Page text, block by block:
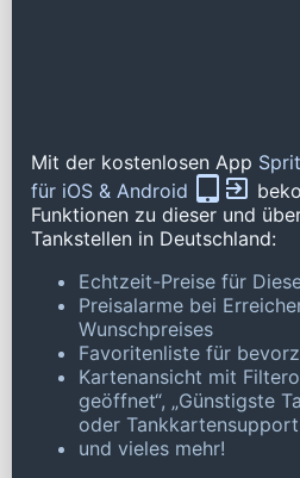
Mit der kostenlosen App
für iOS & Android
Funktionen zu dieser und
Tankstellen in Deutschland:
Echtzeit-Preise für
Preisalarme bei
Wunschpreises
Favoritenliste für
Kartenansicht mit
geöffnet“, „Günstigste
oder Tankkartensupport
und vieles mehr!